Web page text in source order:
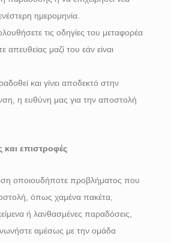
ημερομηνία.
τις οδηγίες του μεταφορέα
απευθείας μαζί του εάν είναι
και γίνει αποδεκτό στην
η ευθύνη μας για την αποστολή
επιστροφές
οποιουδήποτε προβλήματος που
όπως χαμένα πακέτα,
ή λανθασμένες παραδόσεις,
αμέσως με την ομάδα